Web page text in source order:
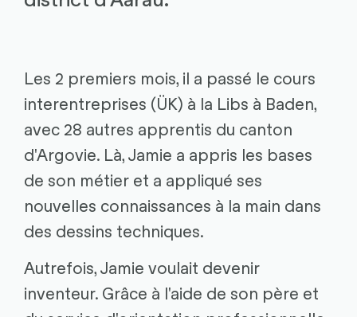
Les 2 premiers mois, il a passé le cours
interentreprises (ÜK) à la Libs à Baden,
avec 28 autres apprentis du canton
d'Argovie. Là, Jamie a appris les bases
de son métier et a appliqué ses
nouvelles connaissances à la main dans
des dessins techniques.
Autrefois, Jamie voulait devenir
inventeur. Grâce à l'aide de son père et